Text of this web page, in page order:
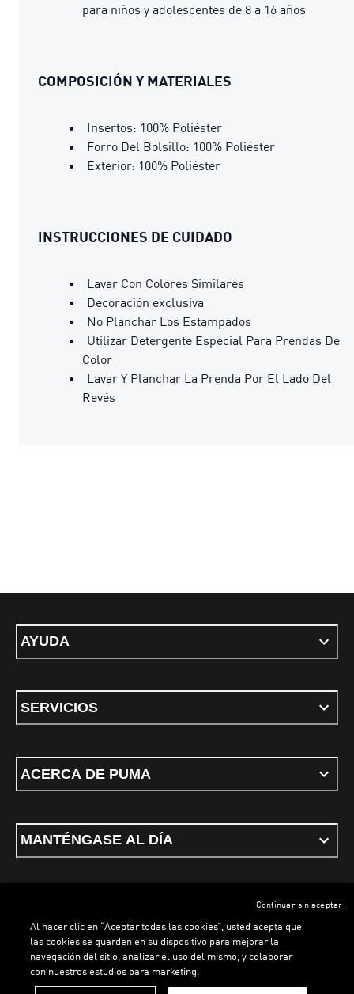
para niños y adolescentes de 8 a 16 años
COMPOSICIÓN Y MATERIALES
Insertos: 100% Poliéster
Forro Del Bolsillo: 100% Poliéster
Exterior: 100% Poliéster
INSTRUCCIONES DE CUIDADO
Lavar Con Colores Similares
Decoración exclusiva
No Planchar Los Estampados
Utilizar Detergente Especial Para Prendas De
Color
Lavar Y Planchar La Prenda Por El Lado Del
Revés
AYUDA
SERVICIOS
ACERCA DE PUMA
MANTÉNGASE AL DÍA
Términos y condicionesPolítica de Privacidad
ESPAÑOL
Al hacer clic en “Aceptar todas las cookies”, usted acepta que
las cookies se guarden en su dispositivo para mejorar la
navegación del sitio, analizar el uso del mismo, y colaborar
con nuestros estudios para marketing.
Continuar sin aceptar